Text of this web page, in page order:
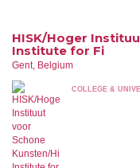
HISK/Hoger
Institute for Fi
Gent, Belgium
COLLEGE &